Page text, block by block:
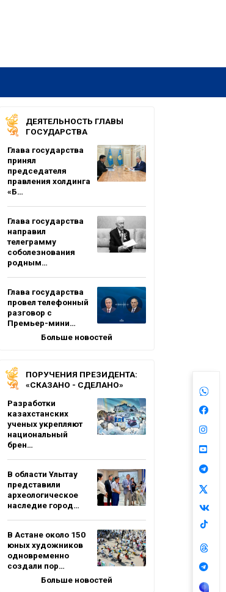
ДЕЯТЕЛЬНОСТЬ ГЛАВЫ
ГОСУДАРСТВА
Глава государства
принял
председателя
правления холдинга
«Б…
Глава государства
направил
телеграмму
соболезнования
родным…
Глава государства
провел телефонный
разговор с
Премьер-мини…
Больше новостей
ПОРУЧЕНИЯ ПРЕЗИДЕНТА:
«СКАЗАНО - СДЕЛАНО»
Разработки
казахстанских
ученых укрепляют
национальный
брен…
В области Ұлытау
представили
археологическое
наследие город…
В Астане около 150
юных художников
одновременно
создали пор…
Больше новостей